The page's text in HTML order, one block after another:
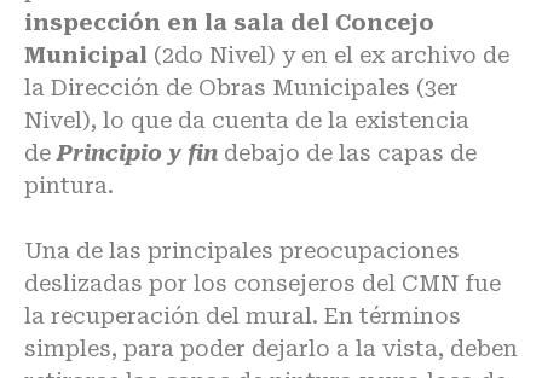
inspección en la sala del Concejo
Municipal (2do Nivel) y en el ex archivo de
la Dirección de Obras Municipales (3er
Nivel), lo que da cuenta de la existencia
dePrincipio y fin debajo de las capas de
pintura.
Una de las principales preocupaciones
deslizadas por los consejeros del CMN fue
la recuperación del mural. En términos
simples, para poder dejarlo a la vista, deben